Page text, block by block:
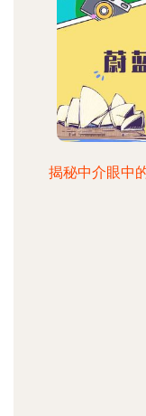
揭秘中介眼中